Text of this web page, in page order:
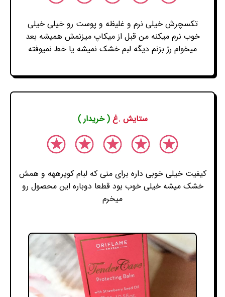
تکسچرش خیلی نرم و غلیظه و پوست رو خیلی خیلی
خوب نرم میکنه من قبل از میکاپ میزنمش همیشه بعد
میخوام رژ بزنم دیگه لبم خشک نمیشه یا خط نمیوفته
ستایش .غ( خریدار )
کیفیت خیلی خوبی داره برای منی که لبام کویرههه و همش
خشک میشه خیلی خوب بود قطعا دوباره این محصول رو
میخرم